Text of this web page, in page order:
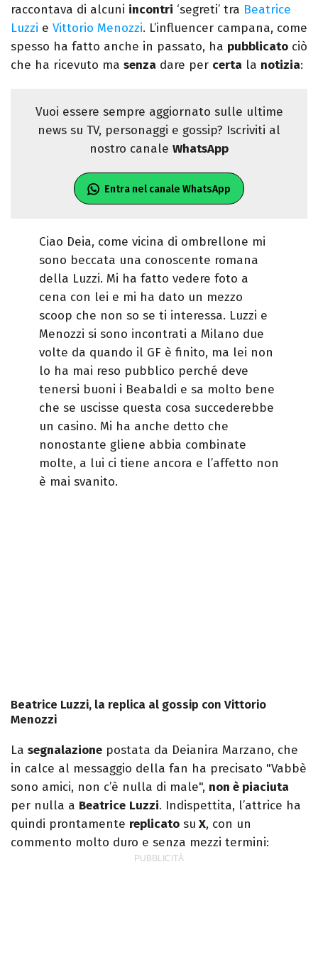
raccontava di alcuni incontri ‘segreti’ tra Beatrice
Luzzi e Vittorio Menozzi. L’influencer campana, come
spesso ha fatto anche in passato, ha pubblicato ciò
che ha ricevuto ma senza dare per certa la notizia:
Vuoi essere sempre aggiornato sulle ultime
news su TV, personaggi e gossip? Iscriviti al
nostro canale WhatsApp
Entra nel canale WhatsApp
Ciao Deia, come vicina di ombrellone mi
sono beccata una conoscente romana
della Luzzi. Mi ha fatto vedere foto a
cena con lei e mi ha dato un mezzo
scoop che non so se ti interessa. Luzzi e
Menozzi si sono incontrati a Milano due
volte da quando il GF è finito, ma lei non
lo ha mai reso pubblico perché deve
tenersi buoni i Beabaldi e sa molto bene
che se uscisse questa cosa succederebbe
un casino. Mi ha anche detto che
nonostante gliene abbia combinate
molte, a lui ci tiene ancora e l’affetto non
è mai svanito.
Beatrice Luzzi, la replica al gossip con Vittorio
Menozzi
La segnalazione postata da Deianira Marzano, che
in calce al messaggio della fan ha precisato "Vabbè
sono amici, non c’è nulla di male", non è piaciuta
per nulla a Beatrice Luzzi. Indispettita, l’attrice ha
quindi prontamente replicato su X, con un
commento molto duro e senza mezzi termini: